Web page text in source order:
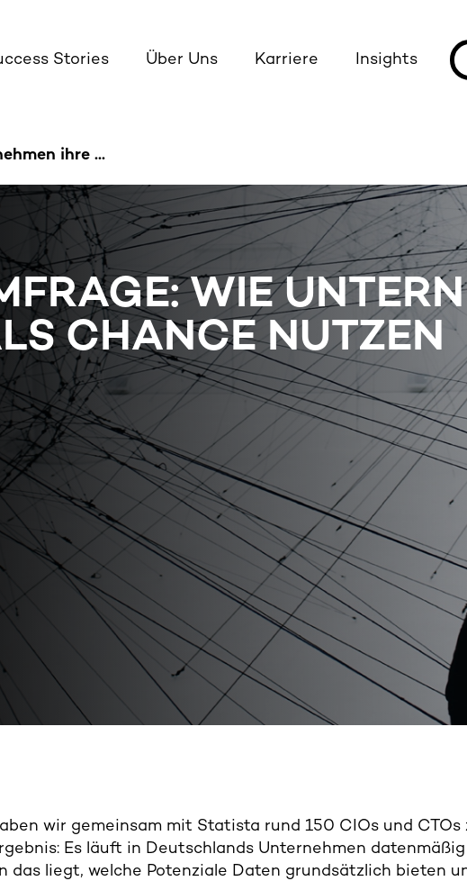
Stories Über Uns Karriere Insights
ihre ...
WIE
CHANCE NUTZEN
wir gemeinsam mit Statista rund 150 CIOs und
Es läuft in Deutschlands Unternehmen
das liegt, welche Potenziale Daten grundsätzlich bieten